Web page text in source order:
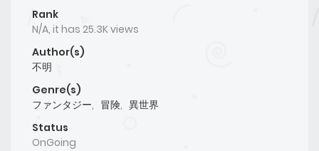
Rank
N/A, it has 25.3K views
Author(s)
不明
Genre(s)
ファンタジー, 冒険, 異世界
Status
OnGoing